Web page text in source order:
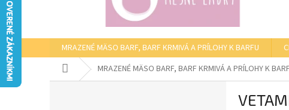
MRAZENÉ MÄSO BARF, BARF KRMIVÁ A PRÍLOHY K BARFU
DomovMRAZENÉ MÄSO BARF, BARF KRMIVÁ A PRÍLOHY K